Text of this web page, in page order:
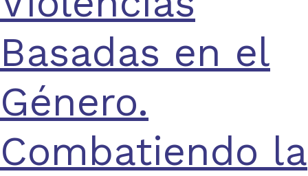
Basadas en el
Género.
Combatiendo la